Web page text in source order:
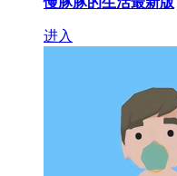
进入